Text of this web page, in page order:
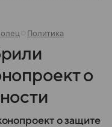
Политика
о
о защите